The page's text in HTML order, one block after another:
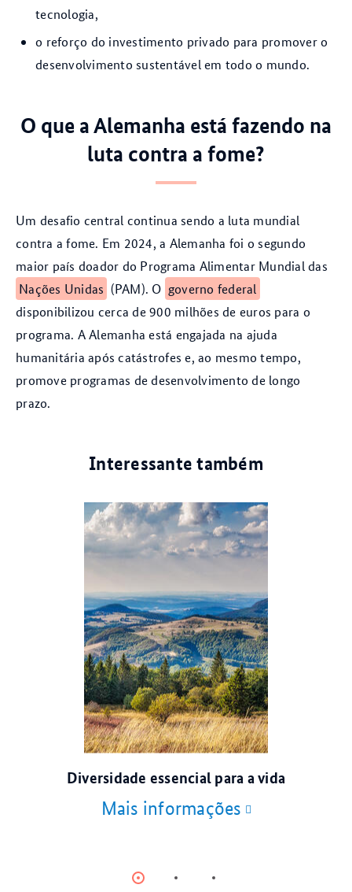
tecnologia,
o reforço do investimento privado para promover o
desenvolvimento sustentável em todo o mundo.
O que a Alemanha está fazendo na
luta contra a fome?
Um desafio central continua sendo a luta mundial
contra a fome. Em 2024, a Alemanha foi o segundo
maior país doador do Programa Alimentar Mundial das
Nações Unidas (PAM). O governo federal
disponibilizou cerca de 900 milhões de euros para o
programa. A Alemanha está engajada na ajuda
humanitária após catástrofes e, ao mesmo tempo,
promove programas de desenvolvimento de longo
prazo.
Interessante também
Diversidade essencial para a vida
Mais informações